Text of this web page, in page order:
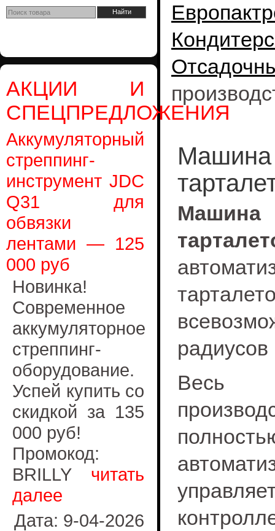
АКЦИИ И
СПЕЦПРЕДЛОЖЕНИЯ
Аккумуляторный
стреппинг-
инструмент JDC
Q31 для
обвязки
лентами — 125
000 руб
Новинка!
Современное
аккумуляторное
стреппинг-
оборудование.
Успей купить со
скидкой за 135
000 руб!
Промокод:
BRILLY читать
далее
Дата: 9-04-2026
Машина
Весь